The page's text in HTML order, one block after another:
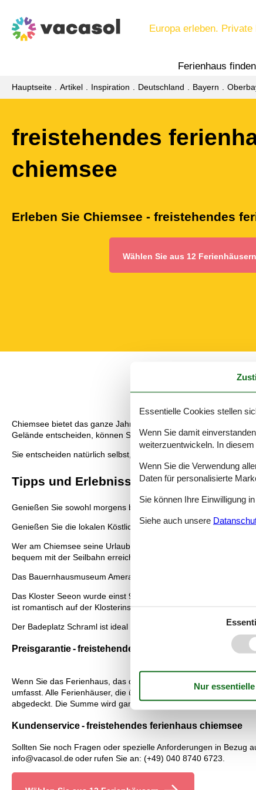
Europa erleben. Private
Ferienhaus finden
Hauptseite Artikel Inspiration Deutschland Bayern
freistehendes
chiemsee
Erleben Sie Chiemsee - freistehendes
Wählen Sie aus 12 Ferienhäusern
Chiemsee bietet das ganze Jahr hindurch angenehme
Gelände entscheiden, können Sie sicher sein, dass auch der
Sie entscheiden natürlich selbst, wie Sie die Zeit in dem
Tipps und Erlebnisse
Genießen Sie sowohl morgens beim Frühstück als auch beim
Genießen Sie die lokalen Köstlichkeiten, die in den Restaurants
Wer am Chiemsee seine Urlaubstage verbringt, der sollte
bequem mit der Seilbahn erreichen und bietet einen traumhaften
Das Bauernhausmuseum Amerang ist ein tolles Ausflugsziel.
Das Kloster Seeon wurde einst 994 von den Benediktinern
ist romantisch auf der Klosterinsel im Klostersee, nur unweit des
Der Badeplatz Schraml ist ideal für die ganze Familie. Eine
Preisgarantie - freistehendes ferienhaus chiemsee
Wenn Sie das Ferienhaus, das den Rahmen für den
umfasst. Alle Ferienhäuser, die über Vacasol vermietet werden,
abgedeckt. Die Summe wird ganz einfach auf Ihr Konto
Kundenservice - freistehendes ferienhaus chiemsee
Sollten Sie noch Fragen oder spezielle Anforderungen in Bezug
info@vacasol.de oder rufen Sie an: (+49) 040 8740 6723.
Essentielle Cookies stellen
Wenn Sie damit
weiterzuentwickeln. In
Wenn Sie die Verwendung
Daten für personalisierte
Sie können Ihre Einwilligung
Siehe auch unsere